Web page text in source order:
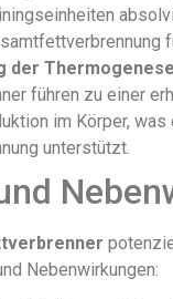
der
führen zu einer
im Körper,
unterstützt.
Nebenwirkungen: